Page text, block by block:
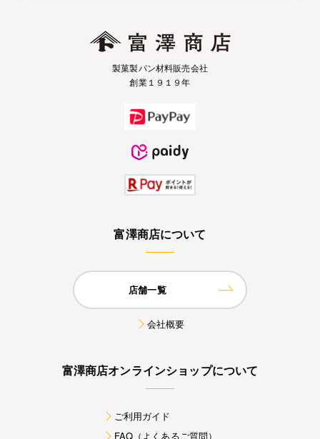
製菓製パン材料販売会社
創業１９１９年
富澤商店について
店舗一覧
会社概要
富澤商店オンラインショップについて
ご利用ガイド
FAQ（よくあるご質問）